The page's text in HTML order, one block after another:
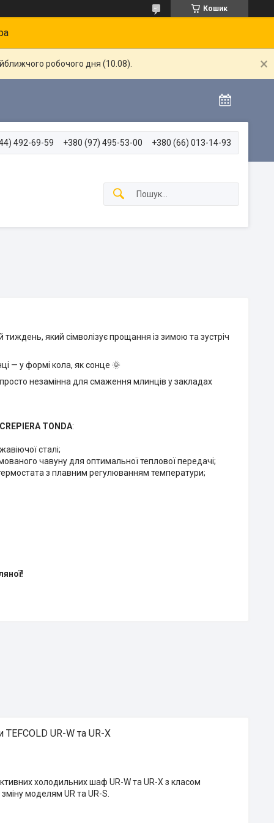
Кошик
робочого дня (10.08).
492-69-59 +380 (97) 495-53-00 +380 (66) 013-14-93
який сімволізує прощання із зимою та зустріч
— у формі кола, як сонце 🌞
просто незамінна для смаження млинців у закладах
IERA TONDA:
сталі;
чавуну для оптимальної теплової передачі;
з плавним регулюванням температури;
UR-W та UR-X
холодильних шаф UR-W та UR-X з класом
моделям UR та UR-S.